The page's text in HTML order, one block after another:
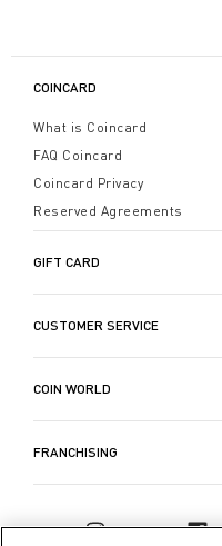
COINCARD
What is Coincard
FAQ Coincard
Coincard Privacy
Reserved Agreements
GIFT CARD
CUSTOMER SERVICE
COIN WORLD
FRANCHISING